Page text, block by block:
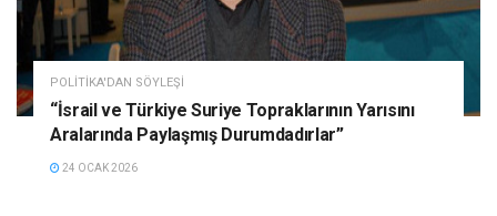
POLITIKA'DAN SÖYLEŞI
“İsrail ve Türkiye Suriye Topraklarının Yarısını
Aralarında Paylaşmış Durumdadırlar”
24 OCAK 2026